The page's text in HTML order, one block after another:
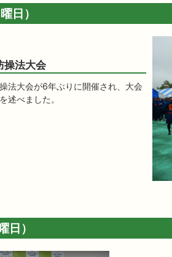
日）
操法大会
法大会が6年ぶりに開催され、大会
述べました。
日）